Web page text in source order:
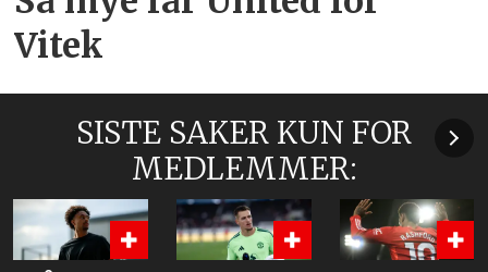
Vitek
SISTE SAKER KUN FOR
MEDLEMMER: